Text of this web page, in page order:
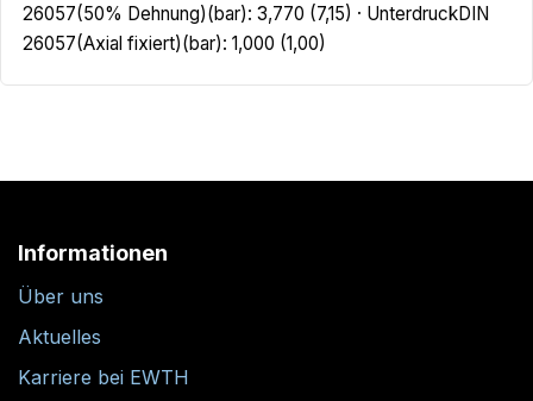
26057(50% Dehnung)(bar): 3,770 (7,15) · UnterdruckDIN
26057(Axial fixiert)(bar): 1,000 (1,00)
Informationen
Über uns
Aktuelles
Karriere bei EWTH